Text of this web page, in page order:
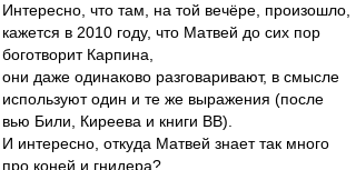
Интересно, что там, на той вечёре, произошло,
кажется в 2010 году, что Матвей до сих пор
боготворит Карпина,
они даже одинаково разговаривают, в смысле
используют один и те же выражения (после
вью Били, Киреева и книги ВВ).
И интересно, откуда Матвей знает так много
про коней и гнидера?